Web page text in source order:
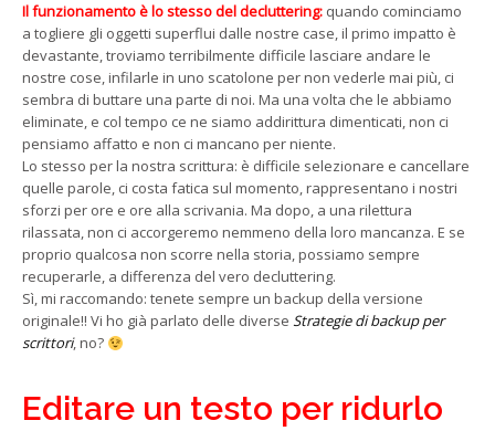
Il funzionamento è lo stesso del decluttering: quando cominciamo
a togliere gli oggetti superflui dalle nostre case, il primo impatto è
devastante, troviamo terribilmente difficile lasciare andare le
nostre cose, infilarle in uno scatolone per non vederle mai più, ci
sembra di buttare una parte di noi. Ma una volta che le abbiamo
eliminate, e col tempo ce ne siamo addirittura dimenticati, non ci
pensiamo affatto e non ci mancano per niente.
Lo stesso per la nostra scrittura: è difficile selezionare e cancellare
quelle parole, ci costa fatica sul momento, rappresentano i nostri
sforzi per ore e ore alla scrivania. Ma dopo, a una rilettura
rilassata, non ci accorgeremo nemmeno della loro mancanza. E se
proprio qualcosa non scorre nella storia, possiamo sempre
recuperarle, a differenza del vero decluttering.
Sì, mi raccomando: tenete sempre un backup della versione
originale!! Vi ho già parlato delle diverse Strategie di backup per
scrittori, no?
Editare un testo per ridurlo